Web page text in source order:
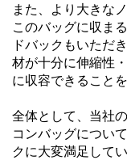
また、より大きな
このバッグに収ま
ドバックもいただ
材が十分に伸縮性
に収容できること
全体として、当社
コンバッグについ
クに大変満足して